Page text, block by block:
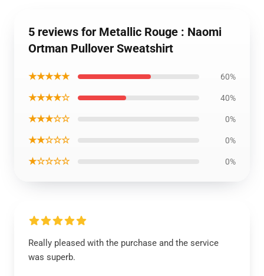
5 reviews for Metallic Rouge : Naomi
Ortman Pullover Sweatshirt
★★★★★ 60%
★★★★☆ 40%
★★★☆☆ 0%
★★☆☆☆ 0%
★☆☆☆☆ 0%
Really pleased with the purchase and the service
was superb.